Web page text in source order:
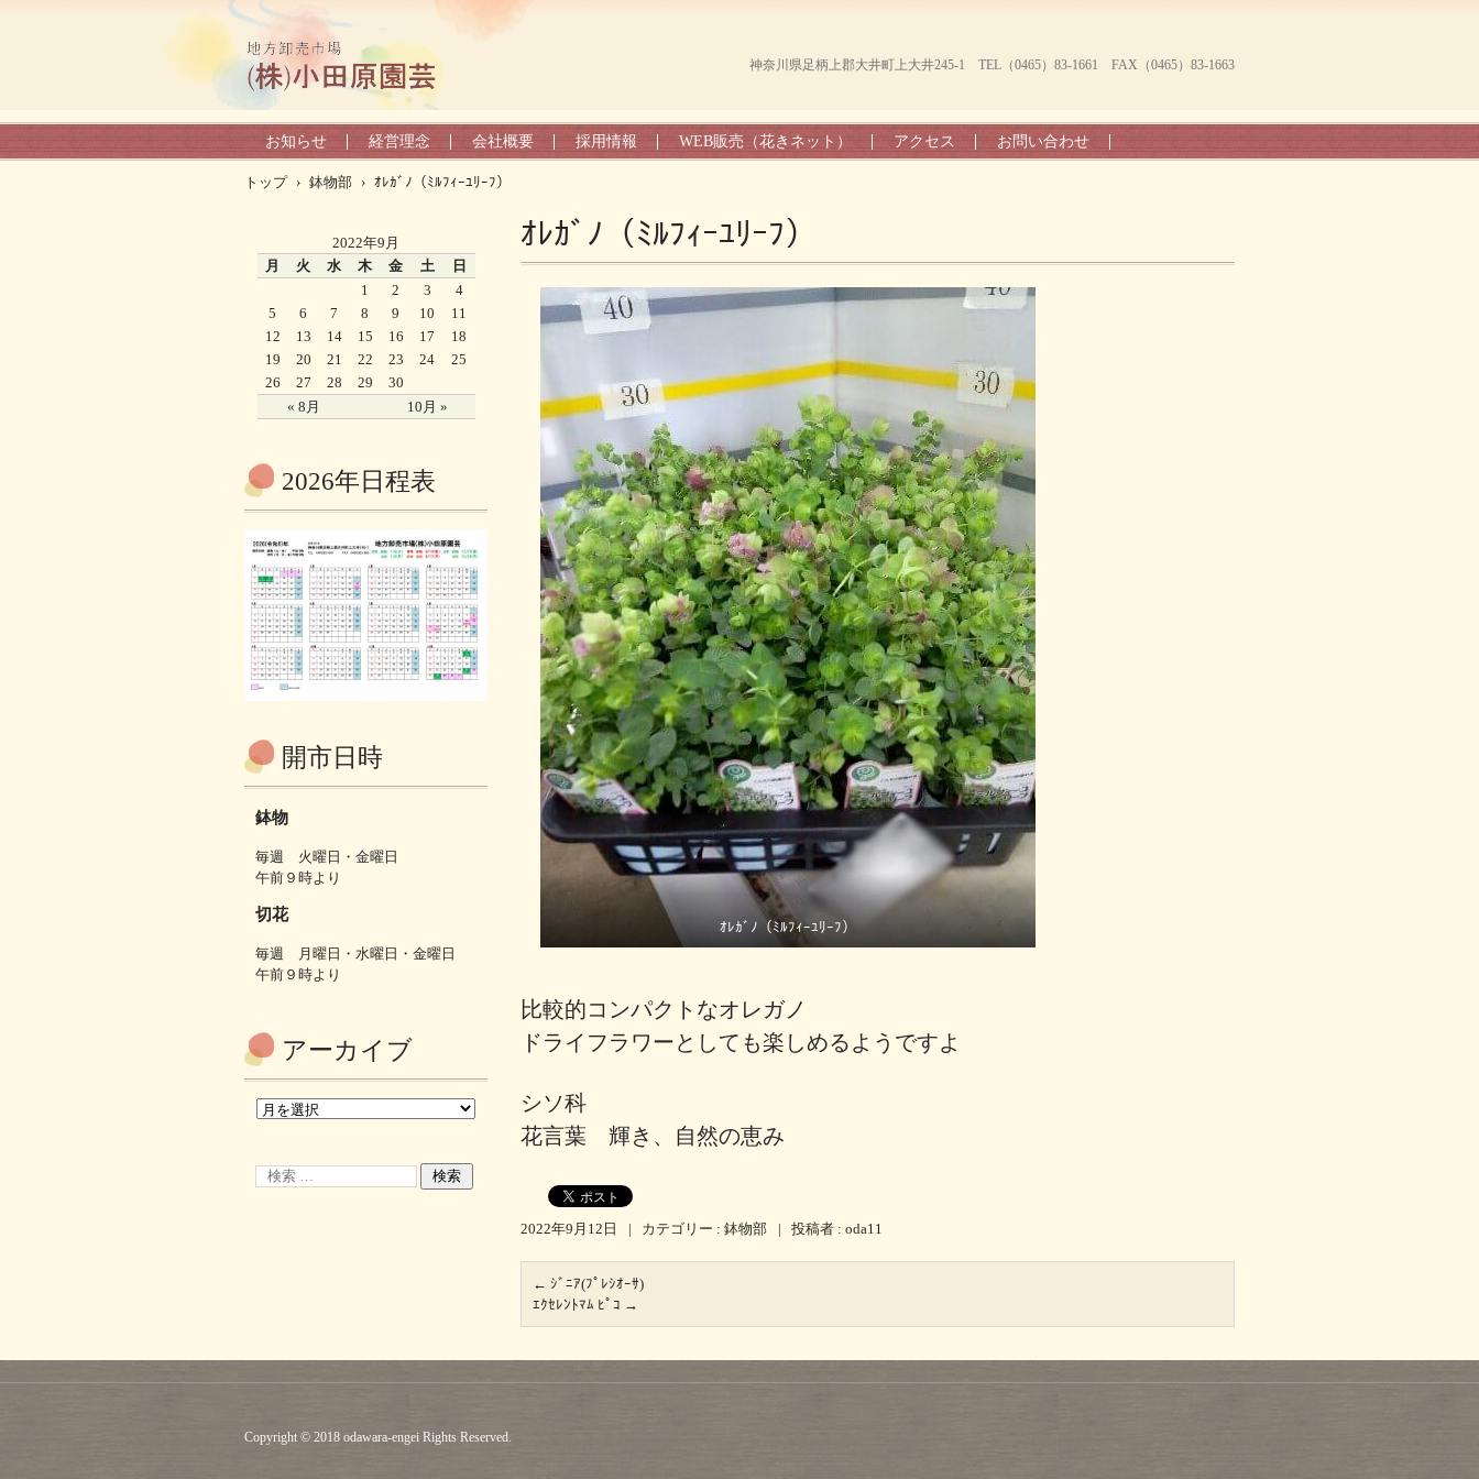
神奈川県足柄上郡大井町上大井245-1 TEL（0465）83-1661 FAX（0465）83-1663
お知らせ 経営理念 会社概要 採用情報 WEB販売（花きネット） アクセス お問い合わせ
トップ › 鉢物部 › ｵﾚｶﾞﾉ（ﾐﾙﾌｨｰﾕﾘｰﾌ）
ｵﾚｶﾞﾉ（ﾐﾙﾌｨｰﾕﾘｰﾌ）
ｵﾚｶﾞﾉ（ﾐﾙﾌｨｰﾕﾘｰﾌ）
比較的コンパクトなオレガノ
ドライフラワーとしても楽しめるようですよ
シソ科
花言葉 輝き、自然の恵み
2022年9月12日 | カテゴリー : 鉢物部 | 投稿者 : oda11
← ｼﾞﾆｱ(ﾌﾟﾚｼｵｰｻ)
ｴｸｾﾚﾝﾄﾏﾑ ﾋﾟｺ →
2022年9月
月
火 水 木 金 土 日
« 8月 10月 »
1 2 3
4
5
6 7 8 9 10
11
12
13 14 15 16 17
18
19
20 21 22 23 24
25
26
27 28 29 30
2026年日程表
開市日時
鉢物
毎週 火曜日・金曜日
午前９時より
切花
毎週 月曜日・水曜日・金曜日
午前９時より
アーカイブ
Copyright © 2018 odawara-engei Rights Reserved.